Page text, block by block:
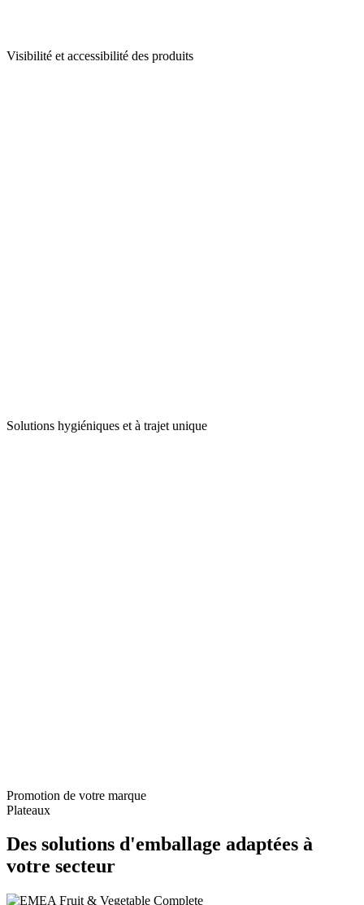
Visibilité et accessibilité des produits
Solutions hygiéniques et à trajet unique
Promotion de votre marque
Plateaux
Des solutions d'emballage adaptées à
votre secteur